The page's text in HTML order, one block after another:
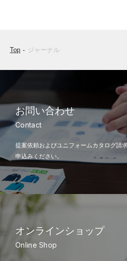
Top ジャーナル
お問い合わせ
Contact
提案依頼およびユニフォームカタログ請
申込みください。
オンラインショップ
Online Shop